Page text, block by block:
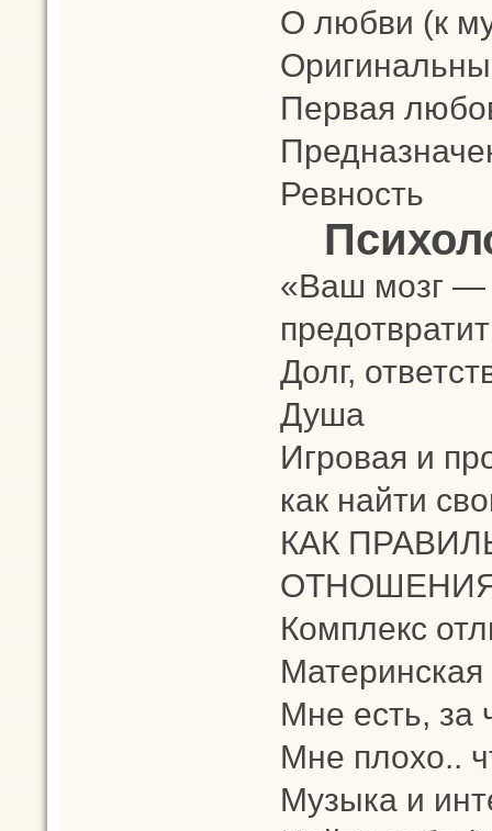
О любви (к
Первая
Ревность
«Ваш мозг —
Долг,
Душа
Игровая и
как найти
КАК
Комплекс
Мне есть, за
Мне плохо..
Музыка и